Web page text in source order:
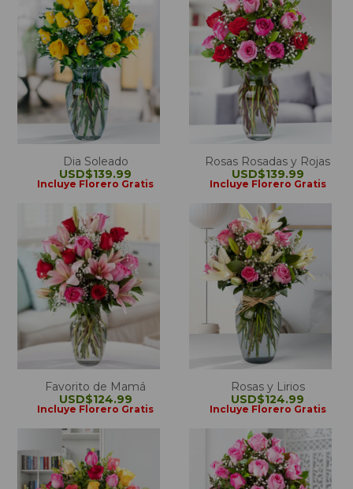
Dia Soleado
USD$139.99
Incluye Florero Gratis
Rosas Rosadas y Rojas
USD$139.99
Incluye Florero Gratis
Favorito de Mamá
USD$124.99
Incluye Florero Gratis
Rosas y Lirios
USD$124.99
Incluye Florero Gratis